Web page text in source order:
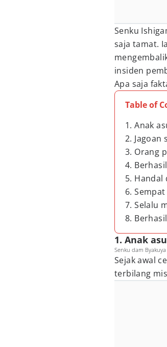
Senku
saja tamat.
insiden
Apa saja
Table of
1. Anak
2. Jagoan
3. Orang
4.
5.
6.
7. Selalu
8.
1. Anak
Senku dam
Sejak awal
terbilang